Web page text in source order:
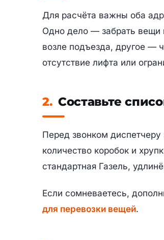
+7
Для расчёта важны оба
Одно дело — забрать вещи
возле подъезда, другое —
отсутствие лифта или
2. Составьте
Перед звонком
количество коробок и
стандартная Газель,
Если сомневаетесь,
для перевозки вещей.
Рассчитайте
Закрепите за
Я даю отдельное
для
Перенос приёма
Formspree (США). Вы